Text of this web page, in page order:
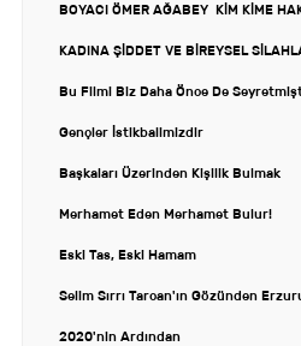
BOYACI ÖMER AĞABEY KİM KİME
KADINA ŞİDDET VE BİREYSEL
Bu Filmi Biz Daha Önce De
Gençler İstikbalimizdir
Başkaları Üzerinden Kişilik Bulmak
Merhamet Eden Merhamet Bulur!
Eski Tas, Eski Hamam
Selim Sırrı Tarcan'ın Gözünden
2020'nin Ardından